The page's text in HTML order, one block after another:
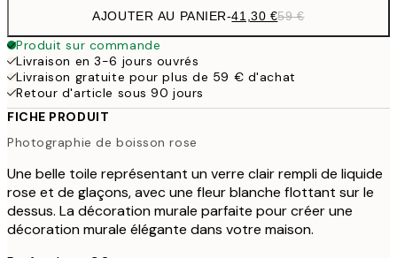
AJOUTER AU PANIER-41,30 €59 €
Produit sur commande
Livraison en 3-6 jours ouvrés
Livraison gratuite pour plus de 59 € d'achat
Retour d'article sous 90 jours
FICHE PRODUIT
Photographie de boisson rose
Une belle toile représentant un verre clair rempli de liquide
rose et de glaçons, avec une fleur blanche flottant sur le
dessus. La décoration murale parfaite pour créer une
décoration murale élégante dans votre maison.